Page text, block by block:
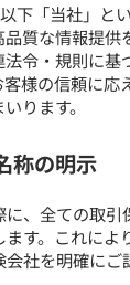
下「当社」と
質な情報提供
令・規則に基
様の信頼に応
ります。
称の明示
、全ての取引
す。これによ
社を明確にご